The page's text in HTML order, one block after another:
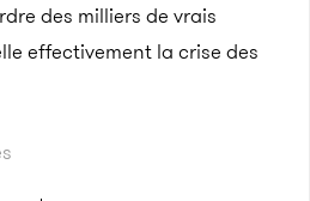
des milliers de vrais
effectivement la crise des